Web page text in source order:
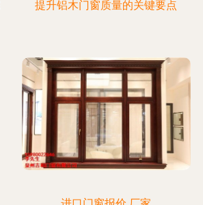
提升铝木门窗质量的关键要点